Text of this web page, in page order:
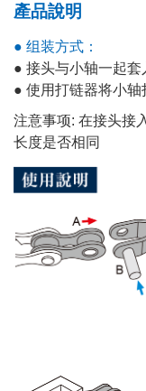
產品說明
● 组装方式：
● 接头与小轴一起套
● 使用打链器将小轴
注意事项: 在接头接
长度是否相同